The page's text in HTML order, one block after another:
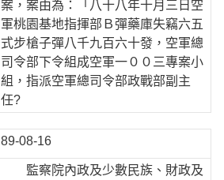
案，案由為：「八十八年十月三日空
軍桃園基地指揮部Ｂ彈藥庫失竊六五
式步槍子彈八千九百六十發，空軍總
司令部下令組成空軍一００三專案小
組，指派空軍總司令部政戰部副主
任?
89-08-16
監察院內政及少數民族、財政及